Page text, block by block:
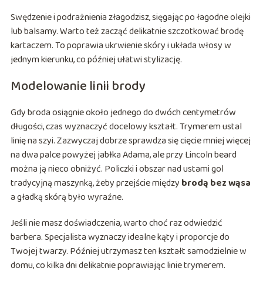
Swędzenie i podrażnienia złagodzisz, sięgając po łagodne olejki
lub balsamy. Warto też zacząć delikatnie szczotkować brodę
kartaczem. To poprawia ukrwienie skóry i układa włosy w
jednym kierunku, co później ułatwi stylizację.
Modelowanie linii brody
Gdy broda osiągnie około jednego do dwóch centymetrów
długości, czas wyznaczyć docelowy kształt. Trymerem ustal
linię na szyi. Zazwyczaj dobrze sprawdza się cięcie mniej więcej
na dwa palce powyżej jabłka Adama, ale przy Lincoln beard
można ją nieco obniżyć. Policzki i obszar nad ustami gol
tradycyjną maszynką, żeby przejście między brodą bez wąsa
a gładką skórą było wyraźne.
Jeśli nie masz doświadczenia, warto choć raz odwiedzić
barbera. Specjalista wyznaczy idealne kąty i proporcje do
Twojej twarzy. Później utrzymasz ten kształt samodzielnie w
domu, co kilka dni delikatnie poprawiając linie trymerem.